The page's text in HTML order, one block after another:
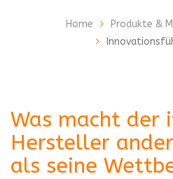
Home Produkte &
Was macht der
Hersteller
als seine